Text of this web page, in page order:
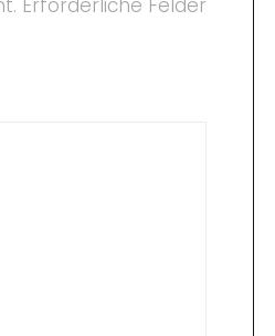
Erforderliche Felder